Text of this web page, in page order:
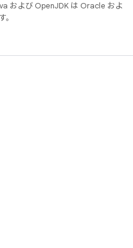
および OpenJDK は Oracle およ